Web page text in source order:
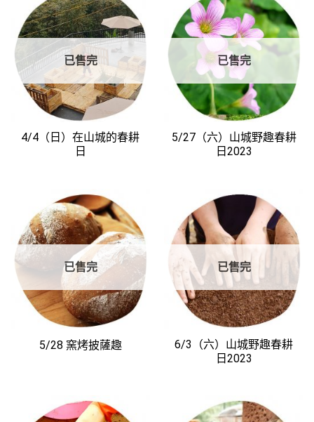
已售完
4/4（日）在山城的春耕
日
已售完
5/27（六）山城野趣春耕
日2023
已售完
5/28 窯烤披薩趣
已售完
6/3（六）山城野趣春耕
日2023